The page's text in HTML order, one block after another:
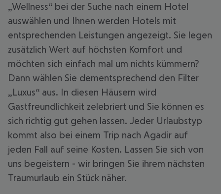
„Wellness“ bei der Suche nach einem Hotel
auswählen und Ihnen werden Hotels mit
entsprechenden Leistungen angezeigt. Sie legen
zusätzlich Wert auf höchsten Komfort und
möchten sich einfach mal um nichts kümmern?
Dann wählen Sie dementsprechend den Filter
„Luxus“ aus. In diesen Häusern wird
Gastfreundlichkeit zelebriert und Sie können es
sich richtig gut gehen lassen. Jeder Urlaubstyp
kommt also bei einem Trip nach Agadir auf
jeden Fall auf seine Kosten. Lassen Sie sich von
uns begeistern - wir bringen Sie ihrem nächsten
Traumurlaub ein Stück näher.